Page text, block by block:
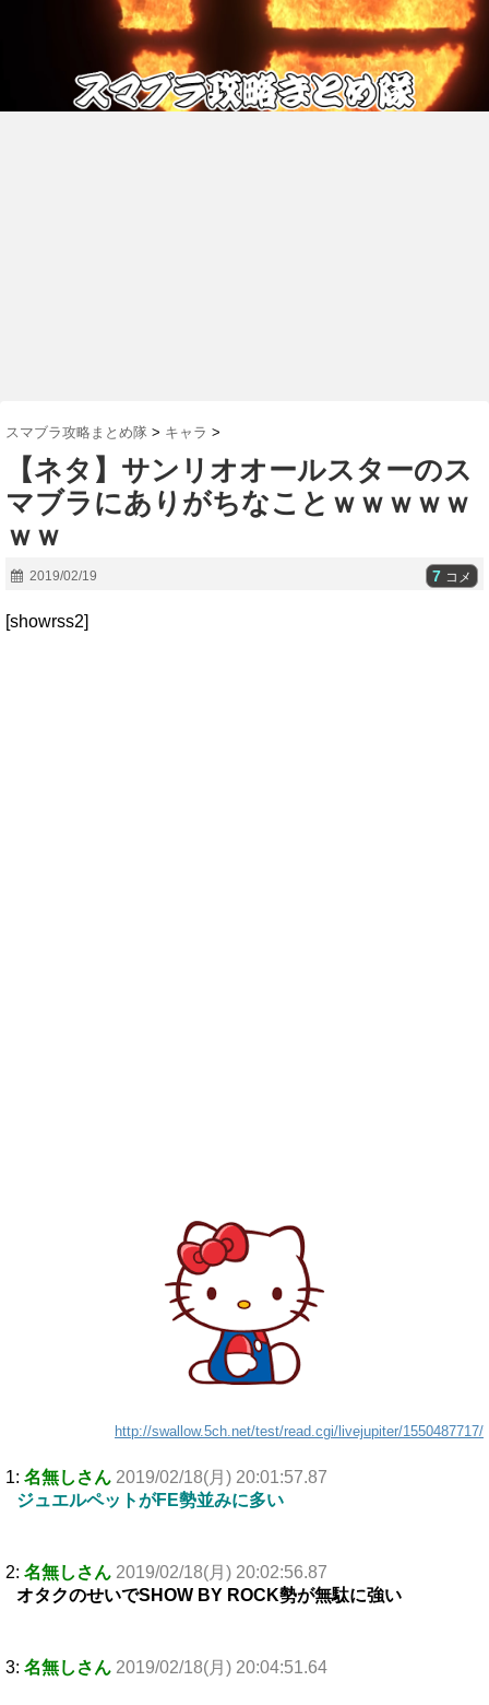
スマブラ攻略まとめ隊 > キャラ >
【ネタ】サンリオオールスターのス
マブラにありがちなことｗｗｗｗｗ
ｗｗ
2019/02/19 7 コメ
[showrss2]
http://swallow.5ch.net/test/read.cgi/livejupiter/1550487717/
1: 名無しさん 2019/02/18(月) 20:01:57.87
ジュエルペットがFE勢並みに多い
2: 名無しさん 2019/02/18(月) 20:02:56.87
オタクのせいでSHOW BY ROCK勢が無駄に強い
3: 名無しさん 2019/02/18(月) 20:04:51.64